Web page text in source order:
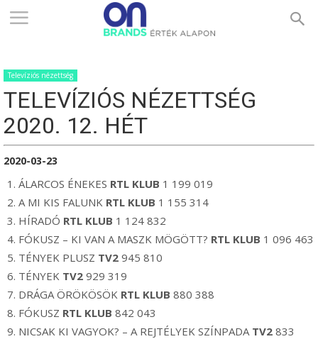
ONBRANDS
–
ALAPON
Televíziós nézettség
TELEVÍZIÓS NÉZETTSÉG
2020. 12. HÉT
2020-03-23
ÁLARCOS ÉNEKES RTL KLUB 1 199 019
A MI KIS FALUNK RTL KLUB 1 155 314
HÍRADÓ RTL KLUB 1 124 832
FÓKUSZ – KI VAN A MASZK MÖGÖTT? RTL KLUB 1 096 463
TÉNYEK PLUSZ TV2 945 810
TÉNYEK TV2 929 319
DRÁGA ÖRÖKÖSÖK RTL KLUB 880 388
FÓKUSZ RTL KLUB 842 043
NICSAK KI VAGYOK? – A REJTÉLYEK SZÍNPADA TV2 833